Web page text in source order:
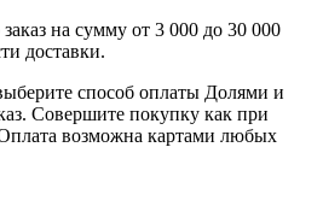
на сумму от 3 000 до 30 000
доставки.
способ оплаты Долями и
Совершите покупку как при
возможна картами любых